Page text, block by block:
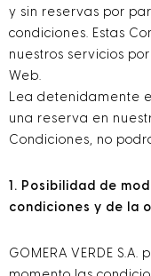
y sin reservas por
condiciones. Estas
nuestros servicios
Web.
Lea detenidamente
una reserva en
Condiciones, no
1. Posibilidad de
condiciones y de la
GOMERA VERDE